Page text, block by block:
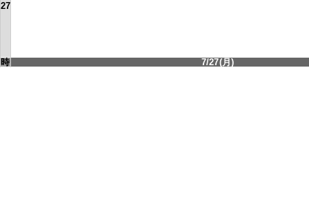
27
時 7/27(月)